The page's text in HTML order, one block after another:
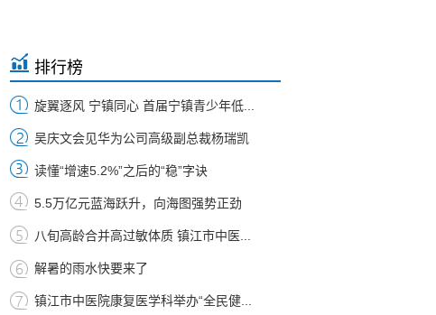
排行榜
旋翼逐风 宁镇同心 首届宁镇青少年低...
吴庆文会见华为公司高级副总裁杨瑞凯
读懂“增速5.2%”之后的“稳”字诀
5.5万亿元蓝海跃升，向海图强势正劲
八旬高龄合并高过敏体质 镇江市中医...
解暑的雨水快要来了
镇江市中医院康复医学科举办“全民健...